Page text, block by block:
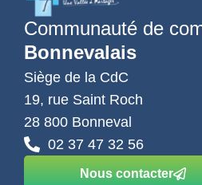
Communauté de
Bonnevalais
Siège de la CdC
19, rue Saint Roch
28 800 Bonneval
02 37 47 32 56
Nous contacter